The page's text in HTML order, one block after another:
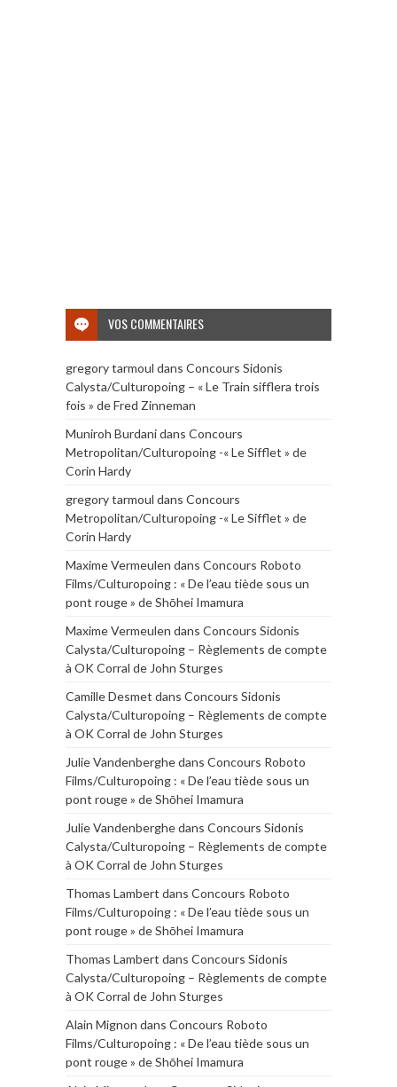
VOS COMMENTAIRES
gregory tarmoul dans Concours Sidonis
Calysta/Culturopoing – « Le Train sifflera trois
fois » de Fred Zinneman
Muniroh Burdanidans Concours
Metropolitan/Culturopoing -« Le Sifflet » de
Corin Hardy
gregory tarmoul dans Concours
Metropolitan/Culturopoing -« Le Sifflet » de
Corin Hardy
Maxime Vermeulen dans Concours Roboto
Films/Culturopoing : « De l’eau tiède sous un
pont rouge » de Shōhei Imamura
Maxime Vermeulen dans Concours Sidonis
Calysta/Culturopoing – Règlements de compte
à OK Corral de John Sturges
Camille Desmet dans Concours Sidonis
Calysta/Culturopoing – Règlements de compte
à OK Corral de John Sturges
Julie Vandenberghedans Concours Roboto
Films/Culturopoing : « De l’eau tiède sous un
pont rouge » de Shōhei Imamura
Julie Vandenberghedans Concours Sidonis
Calysta/Culturopoing – Règlements de compte
à OK Corral de John Sturges
Thomas Lambert dans Concours Roboto
Films/Culturopoing : « De l’eau tiède sous un
pont rouge » de Shōhei Imamura
Thomas Lambert dans Concours Sidonis
Calysta/Culturopoing – Règlements de compte
à OK Corral de John Sturges
Alain Mignon dans Concours Roboto
Films/Culturopoing : « De l’eau tiède sous un
pont rouge » de Shōhei Imamura